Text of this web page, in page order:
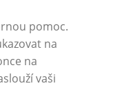
pomoc.
na
na
vaši